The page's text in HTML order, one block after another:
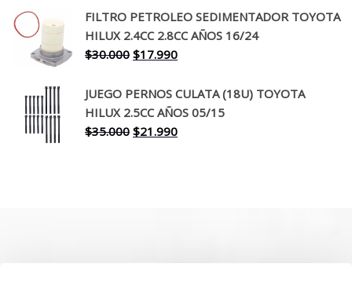
original
era:
$260.000.
actual
es:
FILTRO PETROLEO SEDIMENTADOR TOYOTA
HILUX 2.4CC 2.8CC AÑOS 16/24
$30.000 El
original
era:
$30.000.
$17.990El
actual
es:
$17.990.
JUEGO PERNOS CULATA (18U) TOYOTA
HILUX 2.5CC AÑOS 05/15
$35.000 El
$21.990El